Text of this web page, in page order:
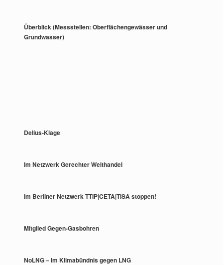
Überblick (Messstellen: Oberflächengewässer und
Grundwasser)
Delius-Klage
Im Netzwerk Gerechter Welthandel
Im Berliner Netzwerk TTIP|CETA|TiSA stoppen!
Mitglied Gegen-Gasbohren
NoLNG – Im Klimabündnis gegen LNG